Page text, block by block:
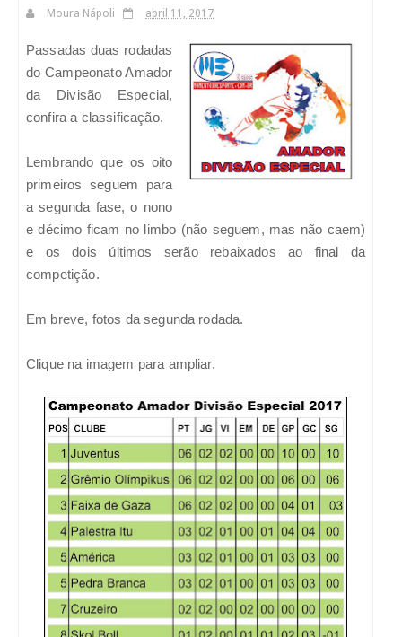
Moura Nápoli abril 11, 2017
Passadas duas rodadas
do Campeonato Amador
da Divisão Especial,
confira a classificação.
Lembrando que os oito
primeiros seguem para
a segunda fase, o nono
e décimo ficam no limbo (não seguem, mas não caem)
e os dois últimos serão rebaixados ao final da
competição.
Em breve, fotos da segunda rodada.
Clique na imagem para ampliar.